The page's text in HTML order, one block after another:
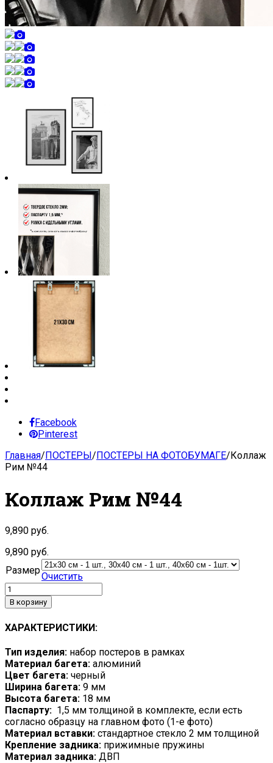
Facebook
Pinterest
Главная/ПОСТЕРЫ/ПОСТЕРЫ НА ФОТОБУМАГЕ/Коллаж
Рим №44
Коллаж Рим №44
9,890 руб.
9,890 руб.
Размер
Очистить
В корзину
ХАРАКТЕРИСТИКИ:
Тип изделия: набор постеров в рамках
Материал багета: алюминий
Цвет багета: черный
Ширина багета: 9 мм
Высота багета: 18 мм
Паспарту: 1,5 мм толщиной в комплекте, если есть
согласно образцу на главном фото (1-е фото)
Материал вставки: стандартное стекло 2 мм толщиной
Крепление задника: прижимные пружины
Материал задника: ДВП